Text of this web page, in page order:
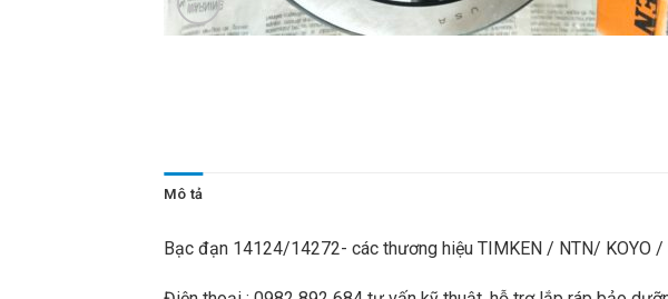
Mô tả
Bạc đạn 14124/14272- các thương hiệu TIMKEN / NTN/ KOYO /